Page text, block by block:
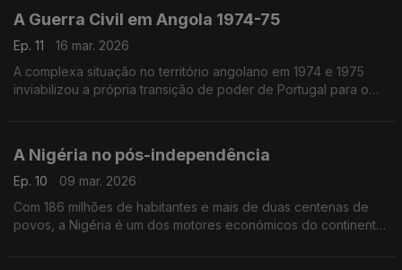
A Guerra Civil em Angola 1974-75
Ep. 11
16 mar. 2026
A complexa situação no território angolano em 1974 e 1975
inviabilizou a própria transição de poder de Portugal para o
A Nigéria no pós-independência
Ep. 10
09 mar. 2026
Com 186 milhões de habitantes e mais de duas centenas de
povos, a Nigéria é um dos motores económicos do continente